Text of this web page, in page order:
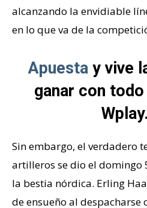
alcanzando la envidiable
en lo que va de la
Apuesta y vive
ganar con
Sin embargo, el verdadero
artilleros se dio el domingo
la bestia nórdica. Erling
de ensueño al despacharse